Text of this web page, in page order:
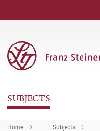
SUBJECTS
Home Subjects